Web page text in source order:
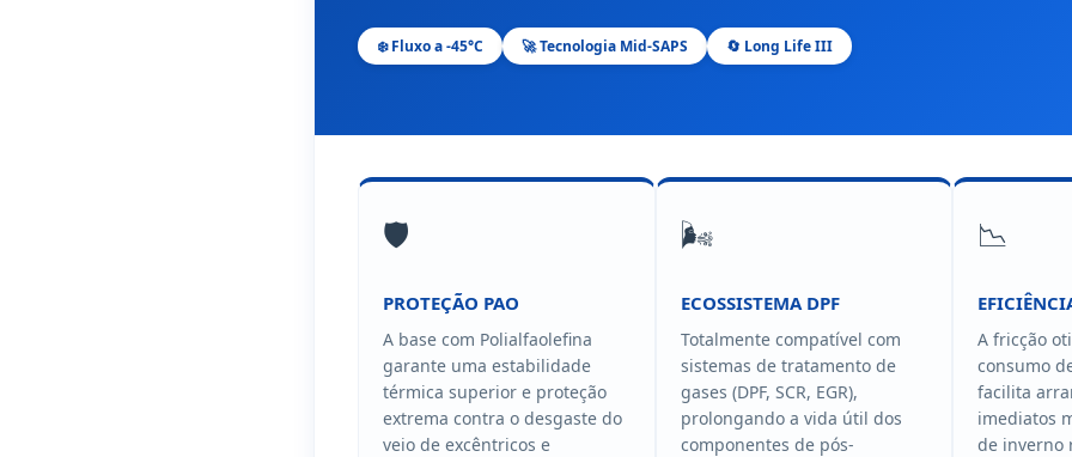
❄️ Fluxo a -45°C 🚀 Tecnologia Mid-SAPS 🔄 Long Life III
🛡️
PROTEÇÃO PAO
A base com Polialfaolefina
garante uma estabilidade
térmica superior e proteção
extrema contra o desgaste do
veio de excêntricos e
🌬️
ECOSSISTEMA DPF
Totalmente compatível com
sistemas de tratamento de
gases (DPF, SCR, EGR),
prolongando a vida útil dos
componentes de pós-
📉
A fricção
consumo
facilita
imediatos
de inverno